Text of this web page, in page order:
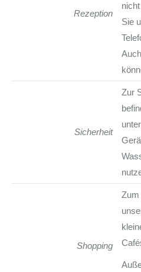
Rezeption
Sie
Sicherheit
Zur
Shopping
Zum